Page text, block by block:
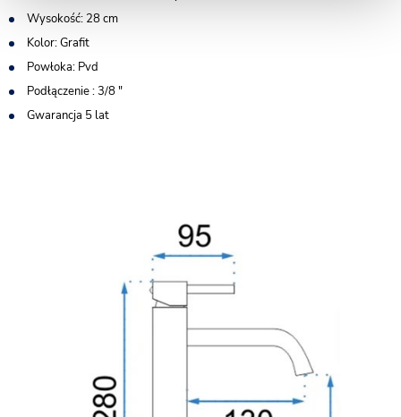
Wysokość: 28 cm
Kolor: Grafit
Powłoka: Pvd
Podłączenie : 3/8 "
Gwarancja 5 lat